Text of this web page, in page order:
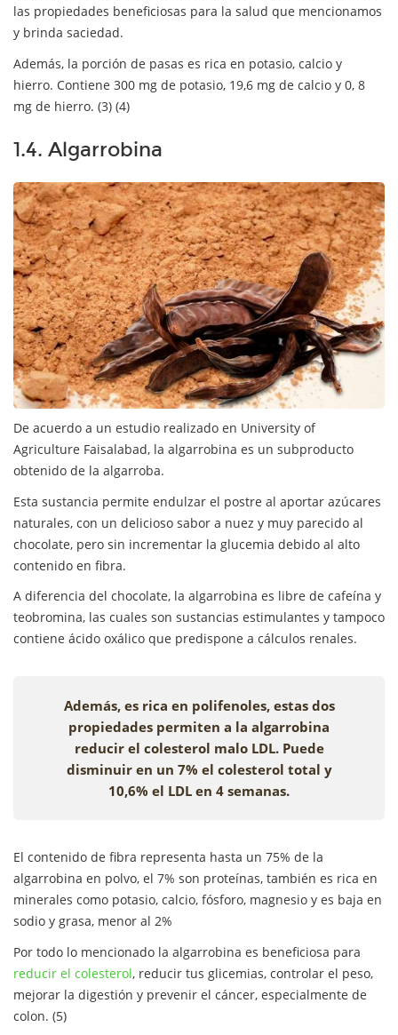
las propiedades beneficiosas para la salud que mencionamos
y brinda saciedad.
Además, la porción de pasas es rica en potasio, calcio y
hierro. Contiene 300 mg de potasio, 19,6 mg de calcio y 0, 8
mg de hierro. (3) (4)
1.4. Algarrobina
De acuerdo a un estudio realizado en University of
Agriculture Faisalabad, la algarrobina es un subproducto
obtenido de la algarroba.
Esta sustancia permite endulzar el postre al aportar azúcares
naturales, con un delicioso sabor a nuez y muy parecido al
chocolate, pero sin incrementar la glucemia debido al alto
contenido en fibra.
A diferencia del chocolate, la algarrobina es libre de cafeína y
teobromina, las cuales son sustancias estimulantes y tampoco
contiene ácido oxálico que predispone a cálculos renales.
Además, es rica en polifenoles, estas dos
propiedades permiten a la algarrobina
reducir el colesterol malo LDL. Puede
disminuir en un 7% el colesterol total y
10,6% el LDL en 4 semanas.
El contenido de fibra representa hasta un 75% de la
algarrobina en polvo, el 7% son proteínas, también es rica en
minerales como potasio, calcio, fósforo, magnesio y es baja en
sodio y grasa, menor al 2%
Por todo lo mencionado la algarrobina es beneficiosa para
reducir el colesterol, reducir tus glicemias, controlar el peso,
mejorar la digestión y prevenir el cáncer, especialmente de
colon. (5)